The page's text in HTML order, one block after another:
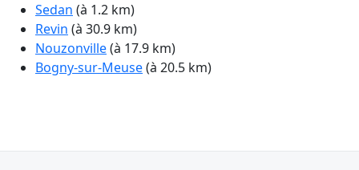
Sedan (à 1.2 km)
Revin (à 30.9 km)
Nouzonville(à 17.9 km)
Bogny-sur-Meuse(à 20.5 km)